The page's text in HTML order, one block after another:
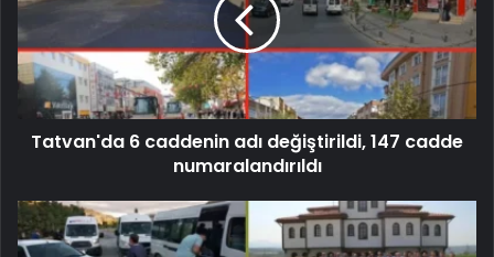
Tatvan'da 6 caddenin adı değiştirildi, 147 cadde
numaralandırıldı